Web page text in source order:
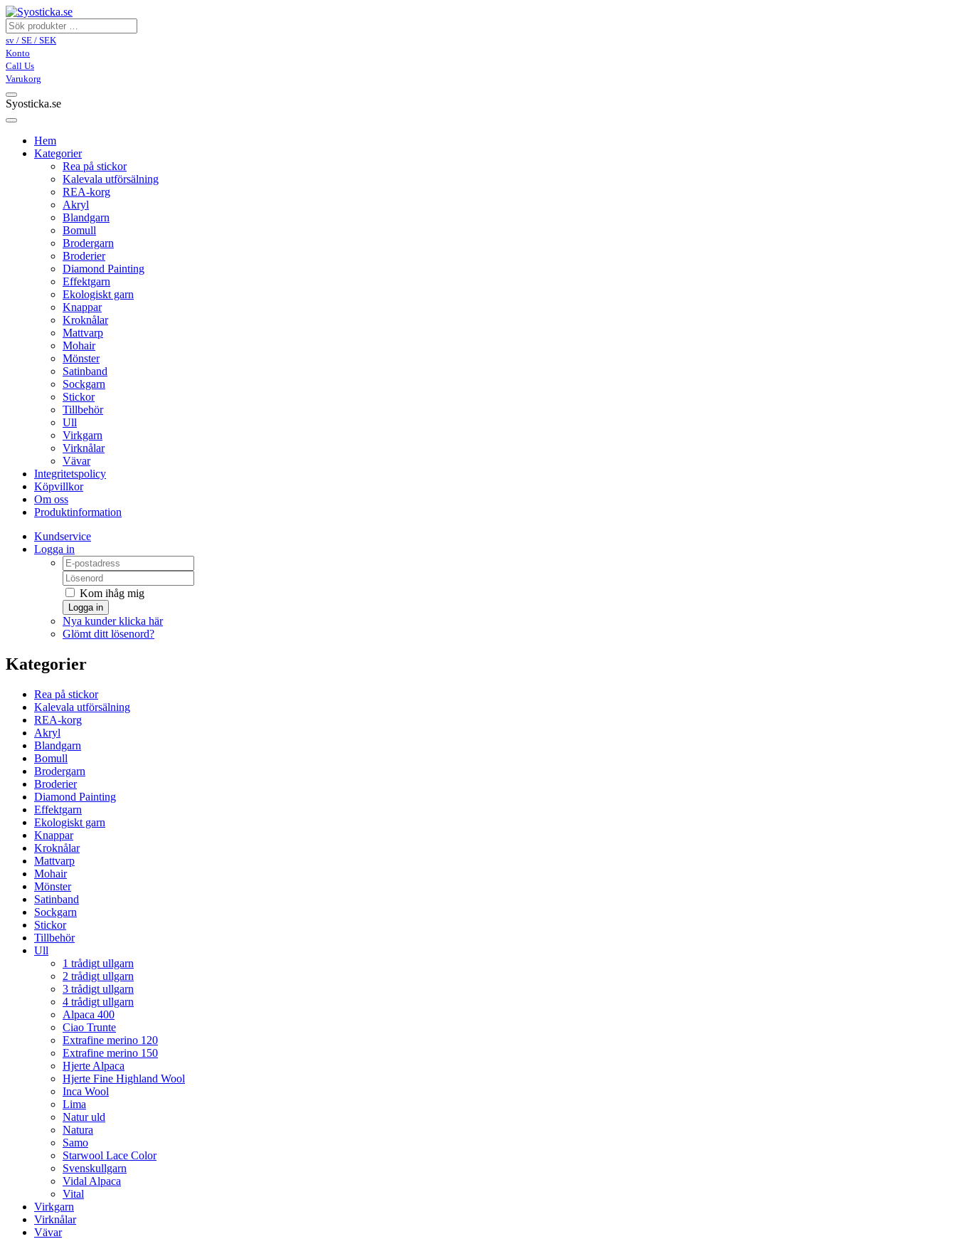
sv / SE / SEK
Konto
Call Us
Varukorg
Syosticka.se
Hem
Kategorier
Rea på stickor
Kalevala utförsälning
REA-korg
Akryl
Blandgarn
Bomull
Brodergarn
Broderier
Diamond Painting
Effektgarn
Ekologiskt garn
Knappar
Kroknålar
Mattvarp
Mohair
Mönster
Satinband
Sockgarn
Stickor
Tillbehör
Ull
Virkgarn
Virknålar
Vävar
Integritetspolicy
Köpvillkor
Om oss
Produktinformation
Kundservice
Logga in
Kom ihåg mig
Logga in
Nya kunder klicka här
Glömt ditt lösenord?
Kategorier
Rea på stickor
Kalevala utförsälning
REA-korg
Akryl
Blandgarn
Bomull
Brodergarn
Broderier
Diamond Painting
Effektgarn
Ekologiskt garn
Knappar
Kroknålar
Mattvarp
Mohair
Mönster
Satinband
Sockgarn
Stickor
Tillbehör
Ull
1 trådigt ullgarn
2 trådigt ullgarn
3 trådigt ullgarn
4 trådigt ullgarn
Alpaca 400
Ciao Trunte
Extrafine merino 120
Extrafine merino 150
Hjerte Alpaca
Hjerte Fine Highland Wool
Inca Wool
Lima
Natur uld
Natura
Samo
Starwool Lace Color
Svenskullgarn
Vidal Alpaca
Vital
Virkgarn
Virknålar
Vävar